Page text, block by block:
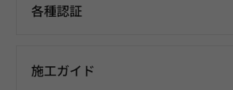
各種認証
施工ガイド